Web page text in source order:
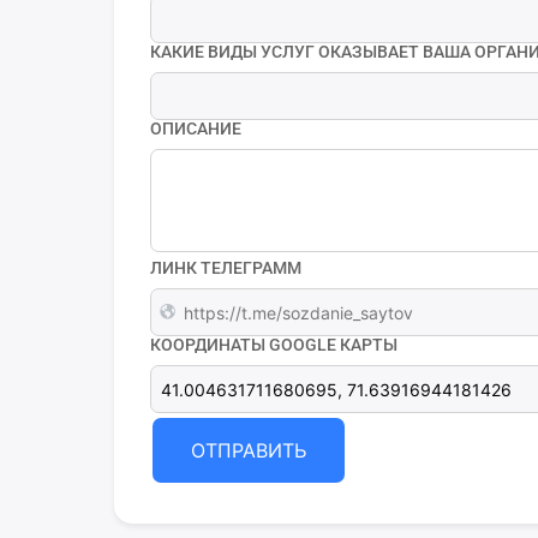
КАКИЕ ВИДЫ УСЛУГ ОКАЗЫВАЕТ ВАША
ОПИСАНИЕ
ЛИНК ТЕЛЕГРАММ
КООРДИНАТЫ GOOGLE КАРТЫ
ОТПРАВИТЬ